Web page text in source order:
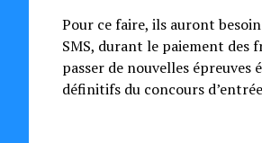
Pour ce faire, ils auront
SMS, durant le paiement des
passer de nouvelles épreuves
définitifs du concours